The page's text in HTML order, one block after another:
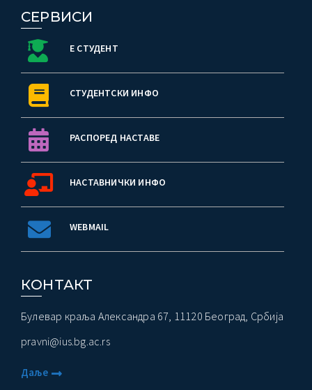
СЕРВИСИ
Е СТУДЕНТ
СТУДЕНТСКИ ИНФО
РАСПОРЕД НАСТАВЕ
НАСТАВНИЧКИ ИНФО
WEBMAIL
КОНТАКТ
Булевар краља Александра 67, 11120 Београд, Србија
pravni@ius.bg.ac.rs
Даље